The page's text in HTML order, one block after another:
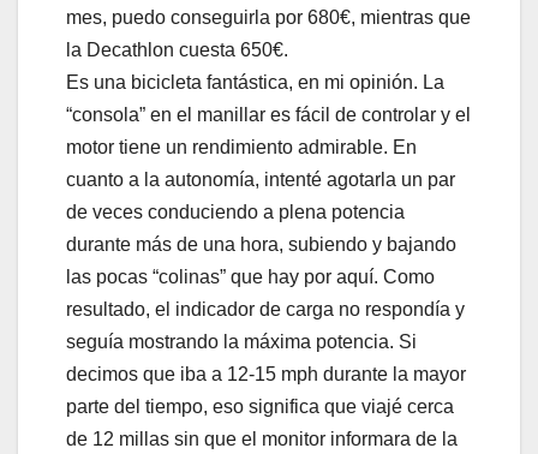
mes, puedo conseguirla por 680€, mientras que
la Decathlon cuesta 650€.
Es una bicicleta fantástica, en mi opinión. La
“consola” en el manillar es fácil de controlar y el
motor tiene un rendimiento admirable. En
cuanto a la autonomía, intenté agotarla un par
de veces conduciendo a plena potencia
durante más de una hora, subiendo y bajando
las pocas “colinas” que hay por aquí. Como
resultado, el indicador de carga no respondía y
seguía mostrando la máxima potencia. Si
decimos que iba a 12-15 mph durante la mayor
parte del tiempo, eso significa que viajé cerca
de 12 millas sin que el monitor informara de la